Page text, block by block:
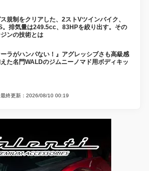
規制をクリアした、2ストVツインバイク、
。排気量は249.5cc、83HPを絞り出す。その
ンの技術とは
ーラがハンパない！』アグレッシブさも高級感
えた名門WALDのジムニーノマド用ボディキッ
最終更新：2026/08/10 00:19